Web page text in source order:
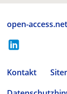
open-
Kontakt